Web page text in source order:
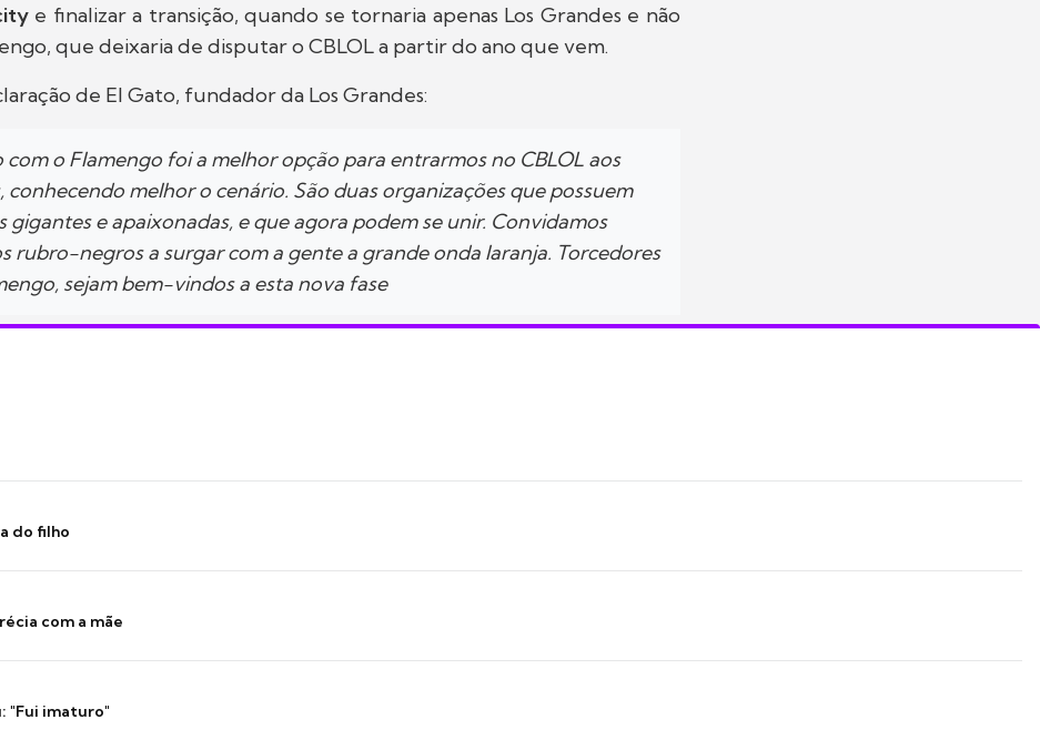
e finalizar a transição, quando se tornaria apenas Los Grandes e não
que deixaria de disputar o CBLOL a partir do ano que vem.
de El Gato, fundador da Los Grandes:
com o Flamengo foi a melhor opção para entrarmos no CBLOL aos
conhecendo melhor o cenário. São duas organizações que possuem
gigantes e apaixonadas, e que agora podem se unir. Convidamos
rubro-negros a surgar com a gente a grande onda laranja. Torcedores
sejam bem-vindos a esta nova fase
do filho
com a mãe
"Fui imaturo"